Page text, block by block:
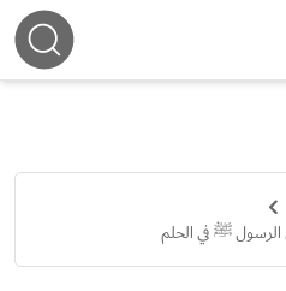
الرسول ﷺ في الحلم